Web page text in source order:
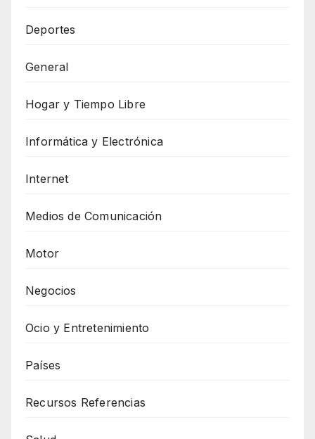
Deportes
General
Hogar y Tiempo Libre
Informática y Electrónica
Internet
Medios de Comunicación
Motor
Negocios
Ocio y Entretenimiento
Países
Recursos Referencias